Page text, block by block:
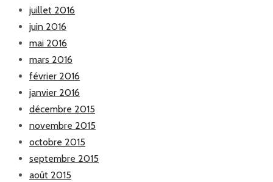
juillet 2016
juin 2016
mai 2016
mars 2016
février 2016
janvier 2016
décembre 2015
novembre 2015
octobre 2015
septembre 2015
août 2015